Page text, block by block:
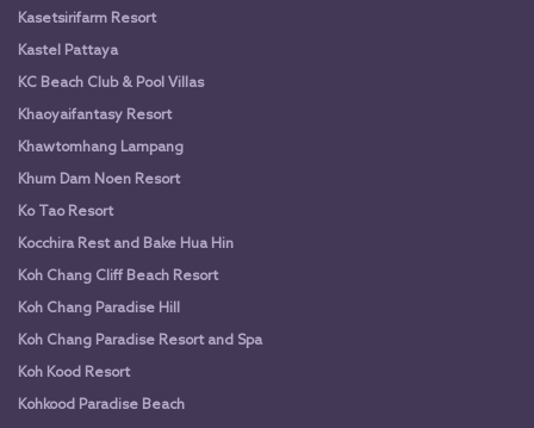
Kasetsirifarm Resort
Kastel Pattaya
KC Beach Club & Pool Villas
Khaoyaifantasy Resort
Khawtomhang Lampang
Khum Dam Noen Resort
Ko Tao Resort
Kocchira Rest and Bake Hua Hin
Koh Chang Cliff Beach Resort
Koh Chang Paradise Hill
Koh Chang Paradise Resort and Spa
Koh Kood Resort
Kohkood Paradise Beach